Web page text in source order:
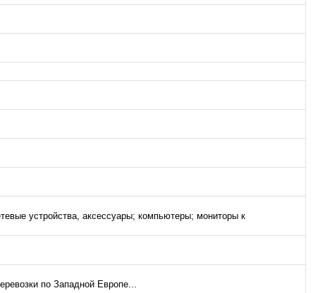
устройства, аксессуары; компьютеры; мониторы к
по Западной Европе...